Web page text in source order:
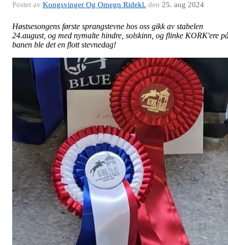
Postet av Kongsvinger Og Omegn Ridekl. den 25. aug 2024
Høstsesongens første sprangstevne hos oss gikk av stabelen
24.august, og med nymalte hindre, solskinn, og flinke KORK'ere
banen ble det en flott stevnedag!